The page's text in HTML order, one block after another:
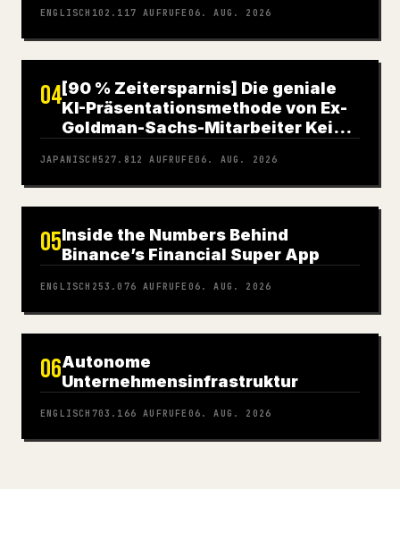
ENGLISCH 102.117 AUFRUFE 06. AUG. 2026
04[90 % Zeitersparnis] Die geniale
KI-Präsentationsmethode von Ex-
Goldman-Sachs-Mitarbeiter Kei
JAPANISCH527.812 AUFRUFE06. AUG. 2026
05Inside the Numbers Behind
Binance’s Financial Super App
ENGLISCH 253.076 AUFRUFE 06. AUG. 2026
06Autonome
Unternehmensinfrastruktur
ENGLISCH 703.166 AUFRUFE 06. AUG. 2026